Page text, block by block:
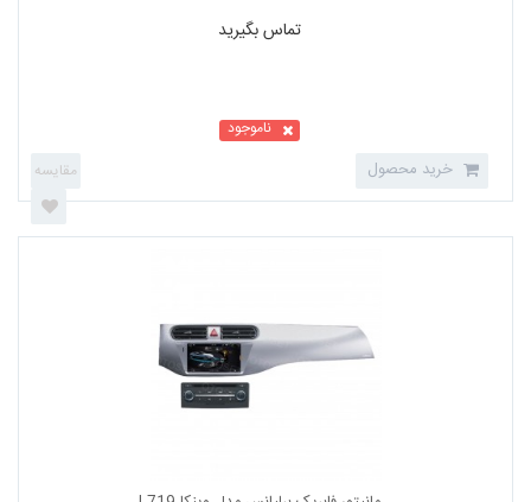
مانیتور پشت سری رویال مدل 9918 طرح لکسوسی
تماس بگیرید
ناموجود
خرید محصول